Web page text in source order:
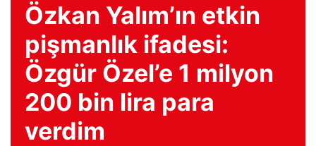
Özkan Yalım’ın etkin
pişmanlık ifadesi:
Özgür Özel’e 1 milyon
200 bin lira para
verdim